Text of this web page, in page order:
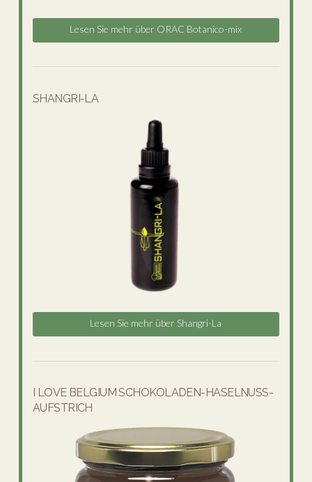
Lesen Sie mehr über ORAC Botanico-mix
SHANGRI-LA
Lesen Sie mehr über Shangri-La
I LOVE BELGIUM SCHOKOLADEN-HASELNUSS-
AUFSTRICH